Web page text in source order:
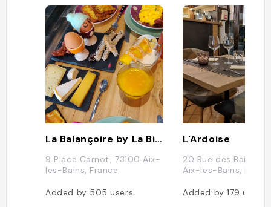
La Balançoire by La Bicyclette Rose
9 Place Carnot, 73100 Aix-
les-Bains, France
Added by 505users
L'Ardoise
20 Rue des Bains,
Aix-les-Bains,
Added by179users